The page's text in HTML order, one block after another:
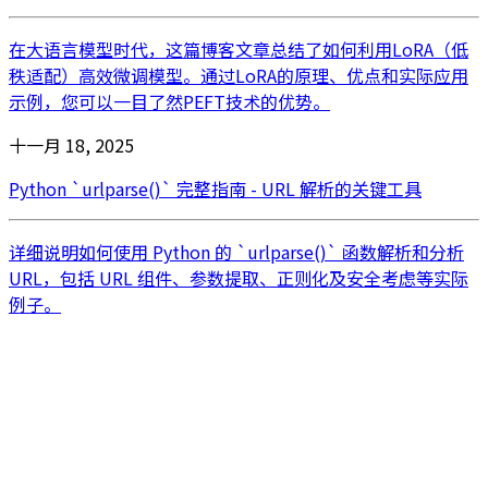
在大语言模型时代，这篇博客文章总结了如何利用LoRA（低
秩适配）高效微调模型。通过LoRA的原理、优点和实际应用
示例，您可以一目了然PEFT技术的优势。
十一月 18, 2025
Python `urlparse()` 完整指南 - URL 解析的关键工具
详细说明如何使用 Python 的 `urlparse()` 函数解析和分析
URL，包括 URL 组件、参数提取、正则化及安全考虑等实际
例子。